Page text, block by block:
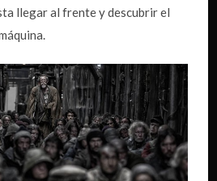
llegar al frente y descubrir el